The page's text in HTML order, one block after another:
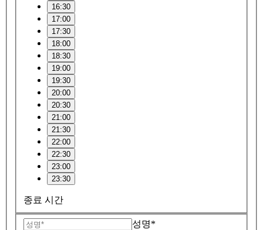
16:30
17:00
17:30
18:00
18:30
19:00
19:30
20:00
20:30
21:00
21:30
22:00
22:30
23:00
23:30
종료 시간
성명*